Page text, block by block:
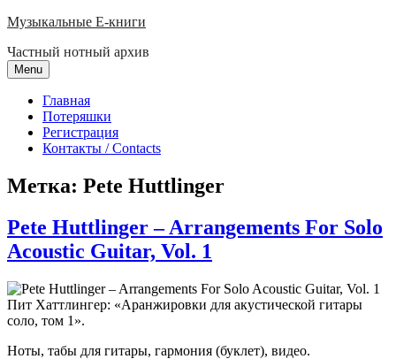
Skip
content
Музыкальные E-книги
Частный нотный архив
Menu
Главная
Потеряшки
Регистрация
Контакты / Contacts
Метка: Pete Huttlinger
Pete Huttlinger – Arrangements For Solo
Acoustic Guitar, Vol. 1
Пит Хаттлингер: «Аранжировки для акустической гитары
соло, том 1».
Ноты, табы для гитары, гармония (буклет), видео.